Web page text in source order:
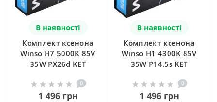
В наявності
Комплект ксенона
Winso H7 5000K 85V
35W PX26d KET
0
1 496 грн
В наявності
Комплект ксенона
Winso H1 4300K 85V
35W P14.5s KET
0
1 496 грн